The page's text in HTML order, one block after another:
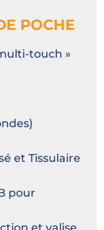
POCHE
touch »
et Tissulaire
pour
et valise